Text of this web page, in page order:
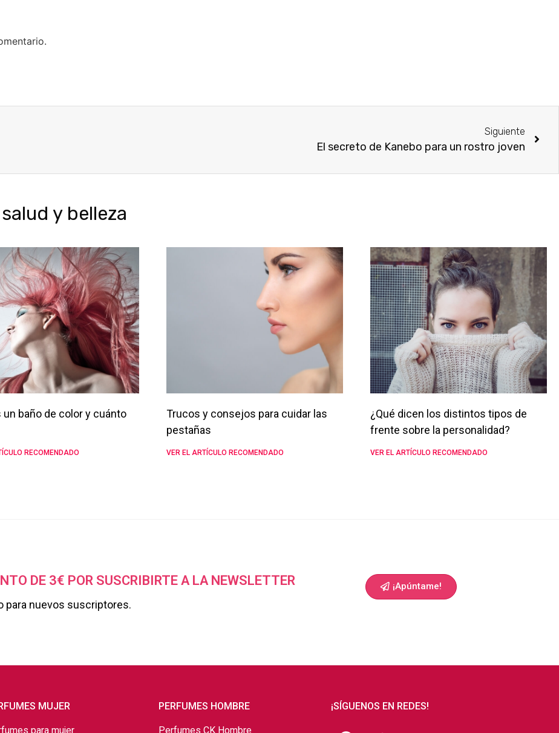
Siguiente
El secreto de Kanebo para un rostro joven
y belleza
un baño de color y cuánto
RECOMENDADO
Trucos y consejos para cuidar las
pestañas
VER EL ARTÍCULO RECOMENDADO
¿Qué dicen los distintos tipos de
frente sobre la personalidad?
VER EL ARTÍCULO RECOMENDADO
DE 3€ POR SUSCRIBIRTE A LA NEWSLETTER
para nuevos suscriptores.
¡Apúntame!
MUJER
para mujer
PERFUMES HOMBRE
Perfumes CK Hombre
¡SÍGUENOS EN REDES!